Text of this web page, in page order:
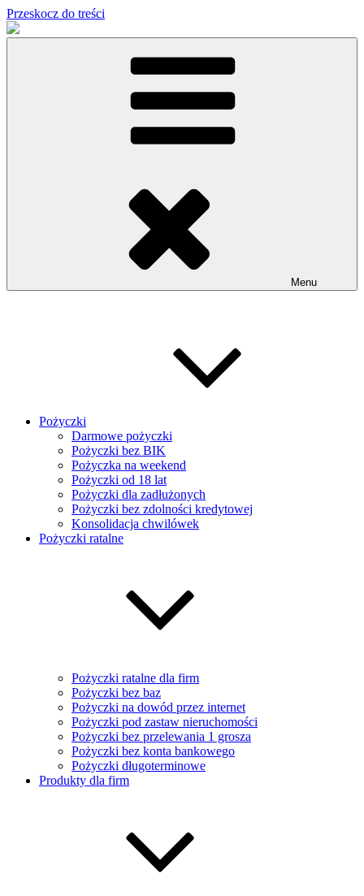
Przeskocz do treści
Menu
Pożyczki
Darmowe pożyczki
Pożyczki bez BIK
Pożyczka na weekend
Pożyczki od 18 lat
Pożyczki dla zadłużonych
Pożyczki bez zdolności kredytowej
Konsolidacja chwilówek
Pożyczki ratalne
Pożyczki ratalne dla firm
Pożyczki bez baz
Pożyczki na dowód przez internet
Pożyczki pod zastaw nieruchomości
Pożyczki bez przelewania 1 grosza
Pożyczki bez konta bankowego
Pożyczki długoterminowe
Produkty dla firm